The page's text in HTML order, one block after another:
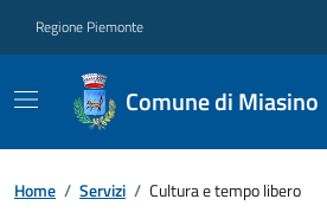
Regione Piemonte
Comune di Miasino
Home / Servizi / Cultura e tempo libero